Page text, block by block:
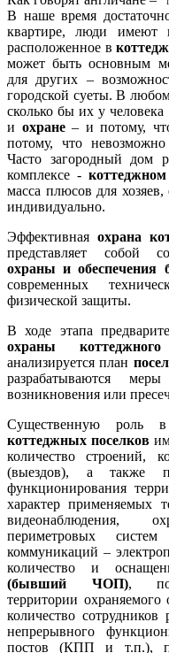
В наше время
квартире, люди имеют
расположенное в
может быть основным
для других –
городской суеты. В
сколько бы их у
и охране– и потому,
потому, что
Часто загородный дом
комплексе - коттеджном
масса плюсов для
индивидуально.
Эффективная охрана
представляет собой
охраны и обеспечения
современных
физической защиты.
В ходе этапа
охраны
анализируется план
разрабатываются
возникновения или
Существенную роль в
коттеджных поселков
количество строений,
(выездов), а также
функционирования
характер применяемых
видеонаблюдения,
периметровых
коммуникаций –
количество и
(бывший ЧОП),
территории
количество
непрерывного
постов (КПП и т.п.),